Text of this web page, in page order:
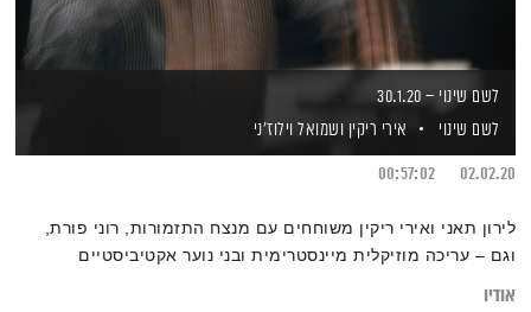
לשם שינוי – 30.1.20
לשם שינוי
אירי ריקין ושמואל וילוז'ני
02.02.20
00:57:02
לירון תאני ואירי ריקין משוחחים עם מנצח התזמורות, רוני פורת,
וגם – עריכה מוזיקלית מיינסטרימית ובני נוער אקטיביסטיים
אודיו